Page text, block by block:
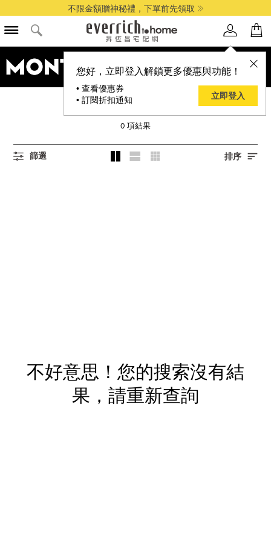
不限金額贈神秘禮，下單前先領取
您好，立即登入解鎖更多優惠與功能！
• 查看優惠券
• 訂閱折扣通知
立即登入
品牌選單
所有ULTRABLACK商品
0 項結果
篩選 排序
不好意思！您的搜索沒有結
果，請重新查詢